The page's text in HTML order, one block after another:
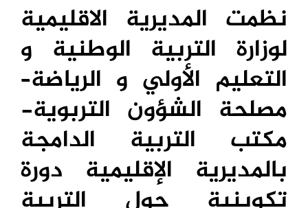
نظمت المديرية الاقليمية
لوزارة التربية الوطنية و
التعليم الأولي و الرياضة–
مصلحة الشؤون التربوية-
مكتب التربية الدامجة
بالمديرية الإقليمية دورة